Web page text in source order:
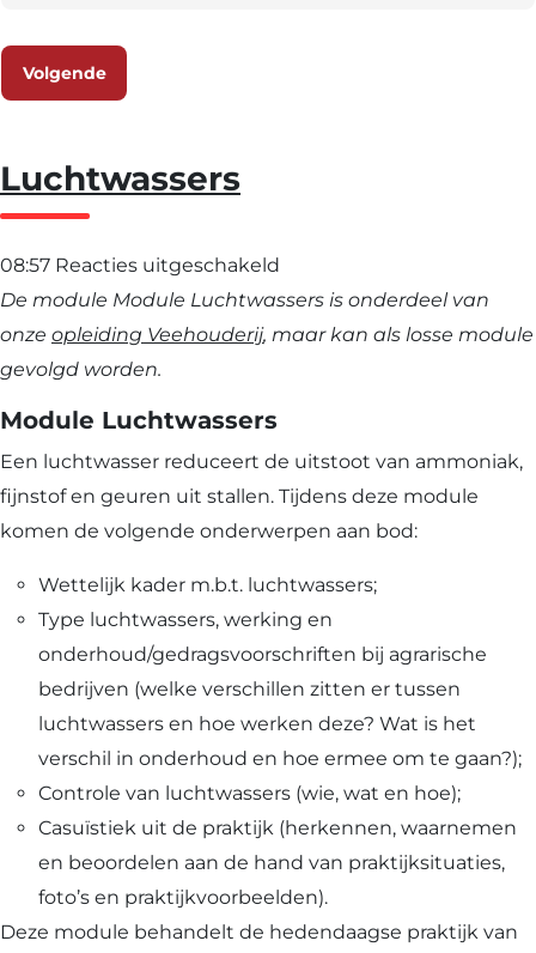
Volgende
Luchtwassers
08:57 Reacties uitgeschakeld
Luchtwassers
De module Module Luchtwassers is onderdeel van
onze opleiding Veehouderij, maar kan als losse module
gevolgd worden.
Module Luchtwassers
Een luchtwasser reduceert de uitstoot van ammoniak,
fijnstof en geuren uit stallen. Tijdens deze module
komen de volgende onderwerpen aan bod:
Wettelijk kader m.b.t. luchtwassers;
Type luchtwassers, werking en
onderhoud/gedragsvoorschriften bij agrarische
bedrijven (welke verschillen zitten er tussen
luchtwassers en hoe werken deze? Wat is het
verschil in onderhoud en hoe ermee om te gaan?);
Controle van luchtwassers (wie, wat en hoe);
Casuïstiek uit de praktijk (herkennen, waarnemen
en beoordelen aan de hand van praktijksituaties,
foto’s en praktijkvoorbeelden).
Deze module behandelt de hedendaagse praktijk van